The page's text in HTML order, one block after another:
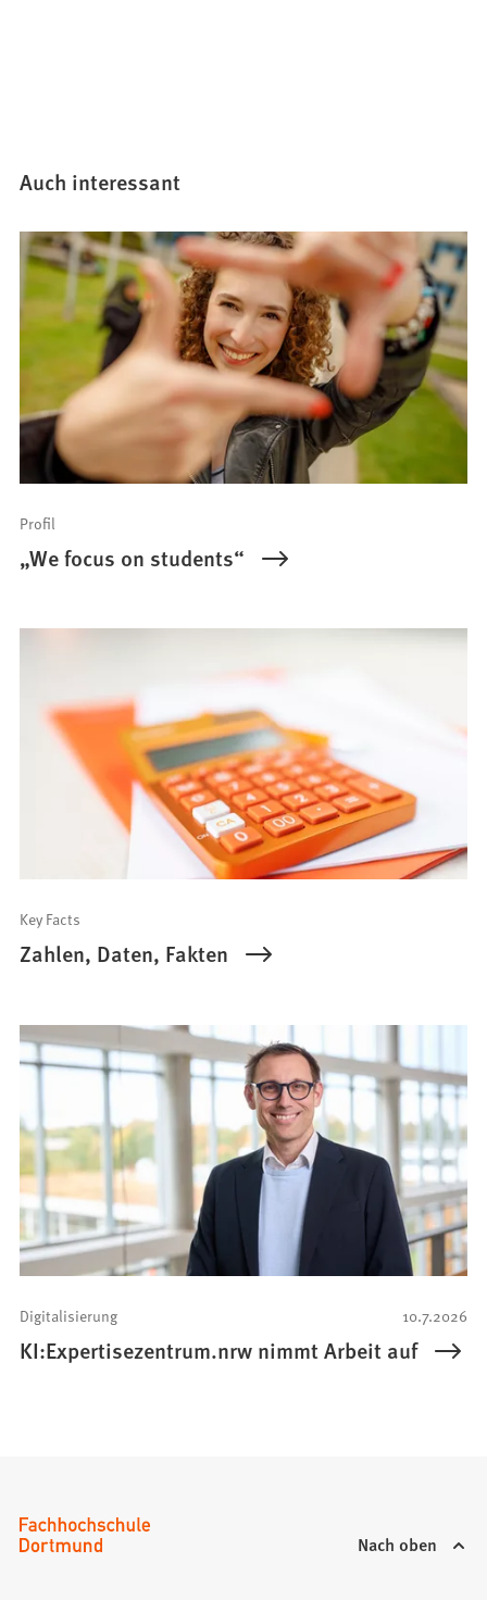
Auch interessant
Profil
„We focus on students“
Key Facts
Zahlen, Daten, Fakten
10.7.2026
Digitalisierung
KI:Expertisezentrum.nrw nimmt Arbeit auf
Nach oben